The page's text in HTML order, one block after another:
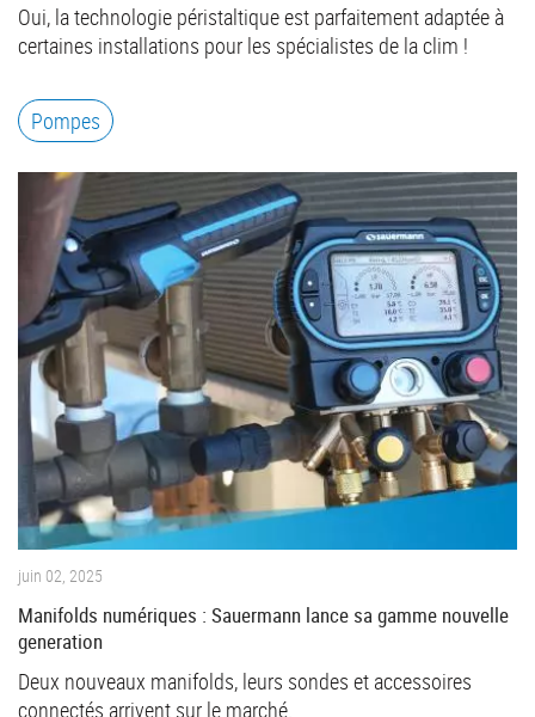
Oui, la technologie péristaltique est parfaitement adaptée à
certaines installations pour les spécialistes de la clim !
Pompes
juin 02, 2025
Manifolds numériques : Sauermann lance sa gamme nouvelle
generation
Deux nouveaux manifolds, leurs sondes et accessoires
connectés arrivent sur le marché.